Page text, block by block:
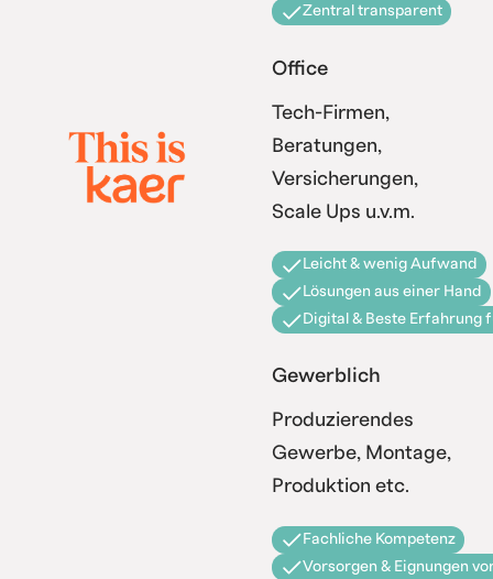
Zentral transparent
Office
Tech-Firmen,
Beratungen,
Versicherungen,
Scale Ups u.v.m.
Leicht & wenig Aufwand
Lösungen aus einer Hand
Digital & Beste Erfahrung
Gewerblich
Produzierendes
Gewerbe, Montage,
Produktion etc.
Fachliche Kompetenz
Vorsorgen & Eignungen